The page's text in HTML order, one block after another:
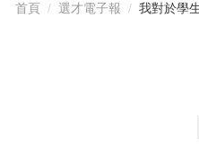
首頁 選才電子報 我對於學